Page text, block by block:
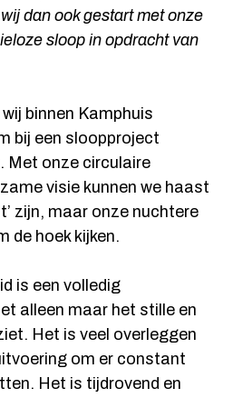
dan ook gestart met onze
sloop in opdracht van
binnen Kamphuis
bij een sloopproject
Met onze circulaire
visie kunnen we haast
zijn, maar onze nuchtere
de hoek kijken.
is een volledig
alleen maar het stille en
Het is veel overleggen
om er constant
Het is tijdrovend en